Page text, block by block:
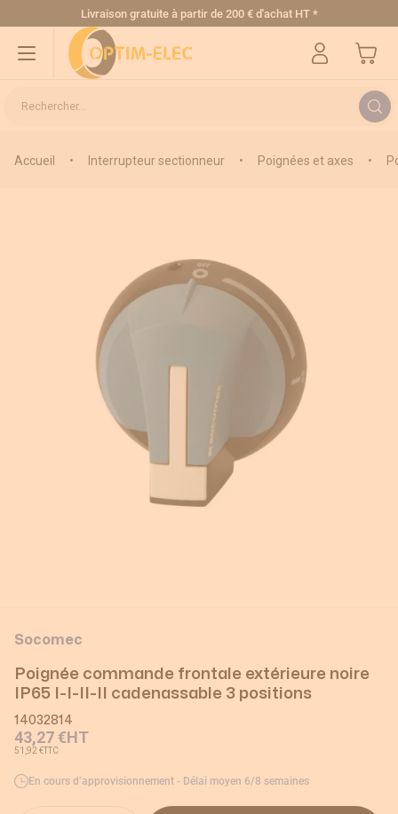
Allez au contenuLivraison gratuite à partir de 200 € d'achat HT *
Mon
Rechercher...
Accueil • Interrupteur sectionneur • Poignées et axes •
Socomec
Poignée commande frontale extérieure noire
IP65 I-I-II-II cadenassable 3 positions
14032814
43,27 €HT
51,92 €TTC
En cours d’approvisionnement - Délai moyen 6/8 semaines